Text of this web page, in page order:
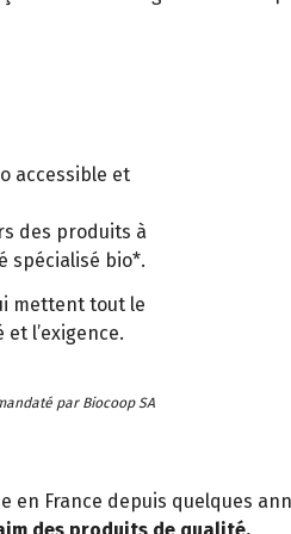
accessible et
des produits à
spécialisé bio*.
mettent tout le
l’exigence.
par Biocoop SA
France depuis quelques